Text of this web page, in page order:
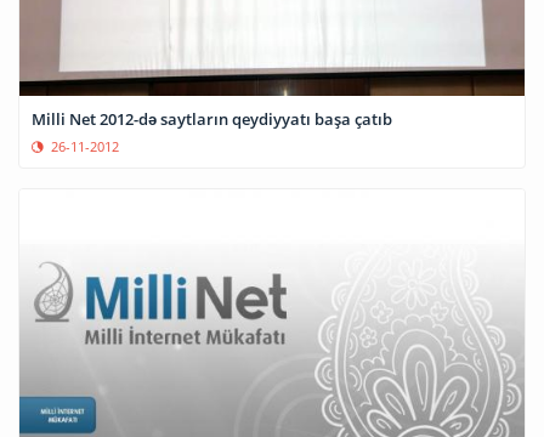
Milli Net 2012-də saytların qeydiyyatı başa çatıb
26-11-2012